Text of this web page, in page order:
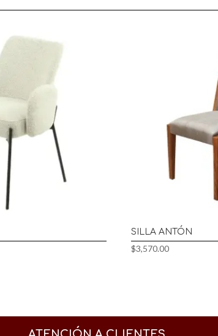
SILLA ANTÓN
$3,570.00